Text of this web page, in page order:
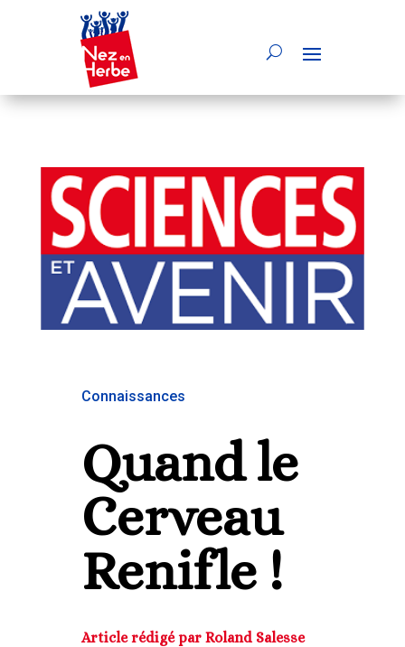
Connaissances
Quand le
Cerveau
Renifle !
Article rédigé par Roland Salesse